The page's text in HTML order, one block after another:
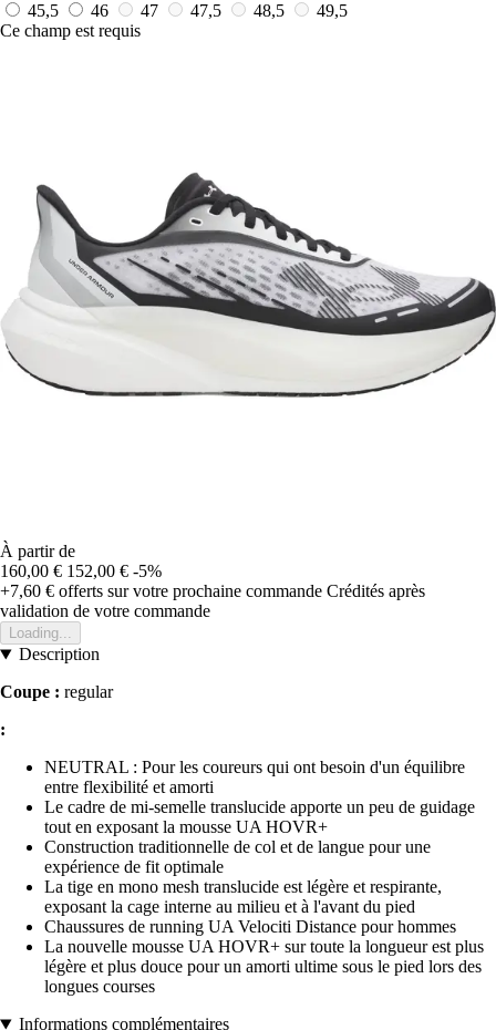
45,5
46 47 47,5 48,5
49,5
Ce champ est requis
À partir de
160,00 € 152,00 € -5%
+7,60 € offerts sur votre prochaine commande Crédités après
validation de votre commande
Loading...
Description
Coupe : regular
:
NEUTRAL : Pour les coureurs qui ont besoin d'un équilibre
entre flexibilité et amorti
Le cadre de mi-semelle translucide apporte un peu de guidage
tout en exposant la mousse UA HOVR+
Construction traditionnelle de col et de langue pour une
expérience de fit optimale
La tige en mono mesh translucide est légère et respirante,
exposant la cage interne au milieu et à l'avant du pied
Chaussures de running UA Velociti Distance pour hommes
La nouvelle mousse UA HOVR+ sur toute la longueur est plus
légère et plus douce pour un amorti ultime sous le pied lors des
longues courses
Informations complémentaires